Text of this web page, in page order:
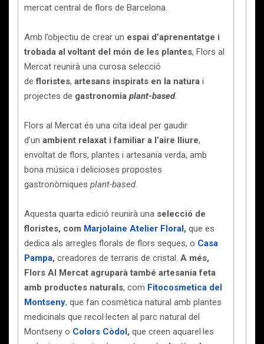
mercat central de flors de Barcelona.
Amb l’objectiu de crear un espai d’aprenentatge i
trobada al voltant del món de les plantes, Flors al
Mercat reunirà una curosa selecció
defloristes, artesans inspirats en la natura i
projectes de gastronomia plant-based.
Flors al Mercat és una cita ideal per gaudir
d’un ambient relaxat i familiar a l’aire lliure,
envoltat de flors, plantes i artesania verda, amb
bona música i delicioses propostes
gastronòmiques plant-based.
Aquesta quarta edició reunirà una selecció de
floristes, com Marjolaine Atelier Floral, que es
dedica als arregles florals de flors seques, o Casa
Pampa, creadores de terraris de cristal. A més,
Flors Al Mercat agruparà també artesania feta
amb productes naturals, com Fitocosmetica del
Montseny, que fan cosmètica natural amb plantes
medicinals que recol·lecten al parc natural del
Montseny o Colors Còdol, que creen aquarel·les